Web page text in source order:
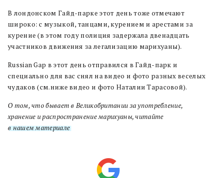
В лондонском Гайд-парке этот день тоже отмечают
широко: с музыкой, танцами, курением и арестами за
курение (в этом году полиция задержала двенадцать
участников движения за легализацию марихуаны).
Russian Gap в этот день отправился в Гайд-парк и
специально для вас снял на видео и фото разных веселых
чудаков (см.ниже видео и фото Наталии Тарасовой).
О том, что бывает в Великобритании за употребление,
хранение и распространение марихуаны, читайте
в нашем материале.